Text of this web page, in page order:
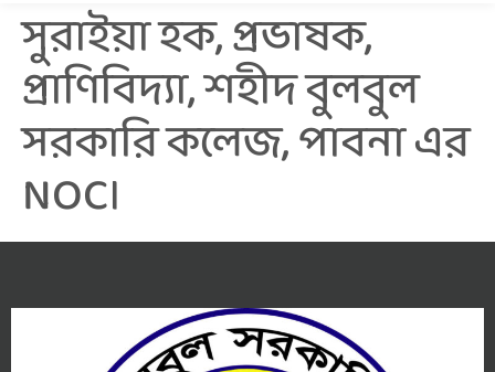
সুরাইয়া হক, প্রভাষক,
প্রাণিবিদ্যা, শহীদ বুলবুল
সরকারি কলেজ, পাবনা এর
NOC।